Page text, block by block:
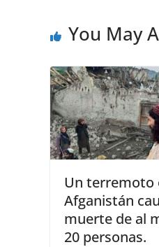
You May
Un terremoto
Afganistán
muerte de al
20 personas.